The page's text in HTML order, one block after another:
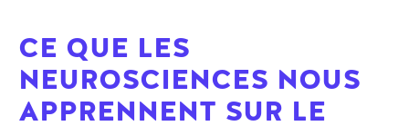
CE QUE LES
NEUROSCIENCES NOUS
APPRENNENT SUR LE